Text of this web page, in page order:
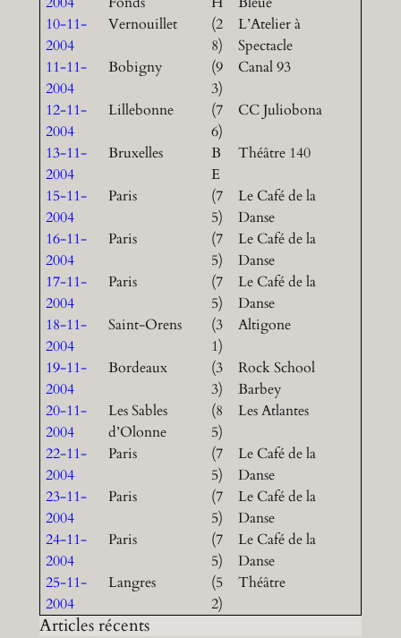
10-11-
2004
Vernouillet
(2
8)
L’Atelier à
Spectacle
11-11-
2004
Bobigny
(9
3)
Canal 93
12-11-
2004
Lillebonne
(7
6)
CC Juliobona
13-11-
2004
Bruxelles
B
E
Théâtre 140
15-11-
2004
Paris
(7
5)
Le Café de la
Danse
16-11-
2004
Paris
(7
5)
Le Café de la
Danse
17-11-
2004
Paris
(7
5)
Le Café de la
Danse
18-11-
2004
Saint-Orens
(3
1)
Altigone
19-11-
2004
Bordeaux
(3
3)
Rock School
Barbey
20-11-
2004
Les Sables
d’Olonne
(8
5)
Les Atlantes
22-11-
2004
Paris
(7
5)
Le Café de la
Danse
23-11-
2004
Paris
(7
5)
Le Café de la
Danse
24-11-
2004
Paris
(7
5)
Le Café de la
Danse
25-11-
2004
Langres
(5
2)
Théâtre
Articles récents